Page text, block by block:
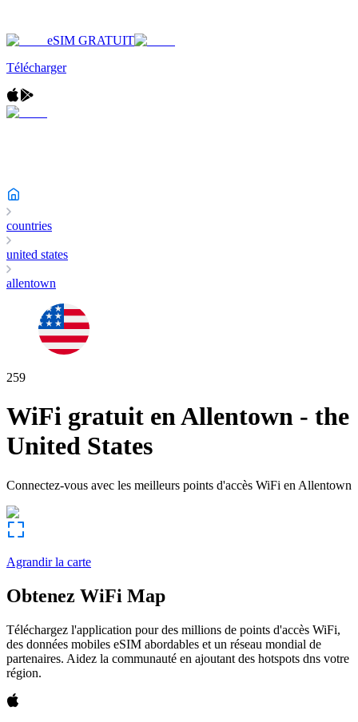
eSIM GRATUIT
Télécharger
countries
united states
allentown
259
WiFi gratuit enAllentown - the
United States
Connectez-vous avec les meilleurs points d'accès WiFi en Allentown
Agrandir la carte
Obtenez WiFi Map
Téléchargez l'application pour des millions de points d'accès WiFi,
des données mobiles eSIM abordables et un réseau mondial de
partenaires. Aidez la communauté en ajoutant des hotspots dns votre
région.